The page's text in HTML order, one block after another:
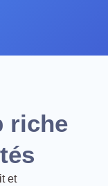
riche
et